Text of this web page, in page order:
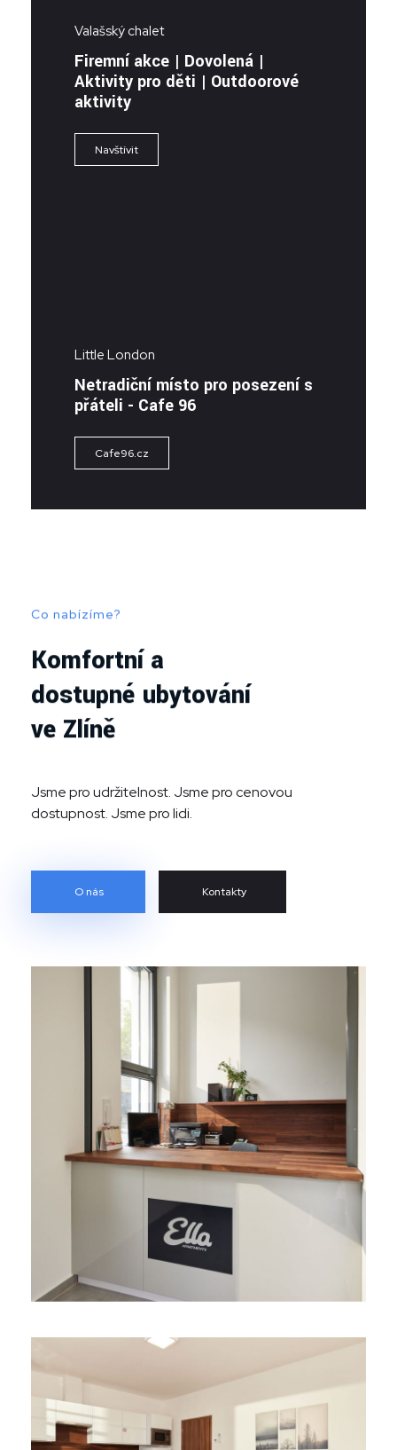
Valašský chalet
Firemní akce | Dovolená |
Aktivity pro děti | Outdoorové
aktivity
Navštívit
Little London
Netradiční místo pro posezení s
přáteli - Cafe 96
Cafe96.cz
Co nabízíme?
Komfortní a
dostupné ubytování
ve Zlíně
Jsme pro udržitelnost. Jsme pro cenovou
dostupnost. Jsme pro lidi.
O nás Kontakty